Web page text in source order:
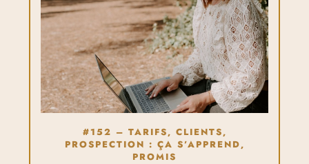
#152 – TARIFS, CLIENTS,
PROSPECTION : ÇA S’APPREND,
PROMIS